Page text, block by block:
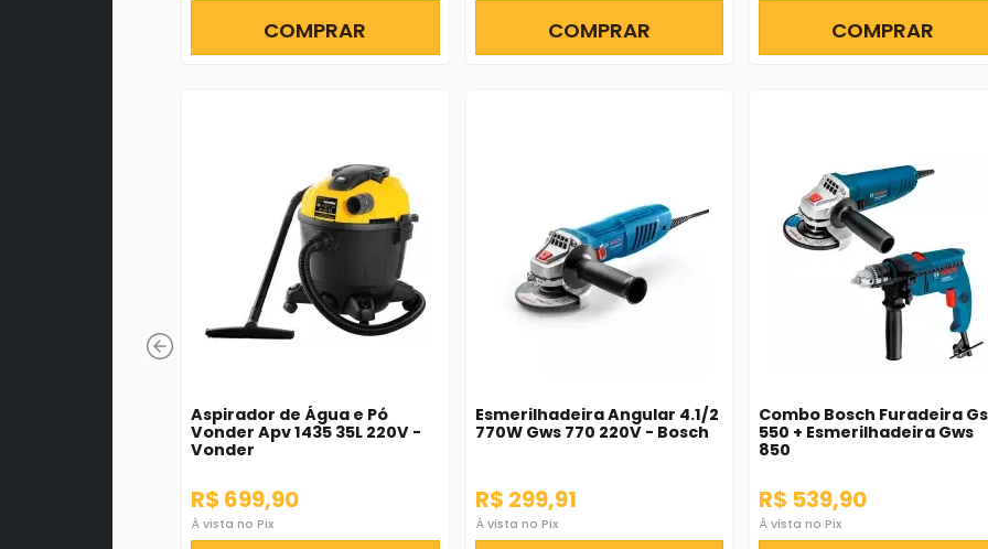
COMPRAR COMPRAR COMPRAR
Aspirador de Água e Pó
Vonder Apv 1435 35L 220V -
Vonder
R$ 699,90
À vista no Pix
Esmerilhadeira Angular 4.1/2
770W Gws 770 220V - Bosch
R$ 299,91
À vista no Pix
Combo Bosch Furadeira
550 + Esmerilhadeira Gws
850
R$ 539,90
À vista no Pix